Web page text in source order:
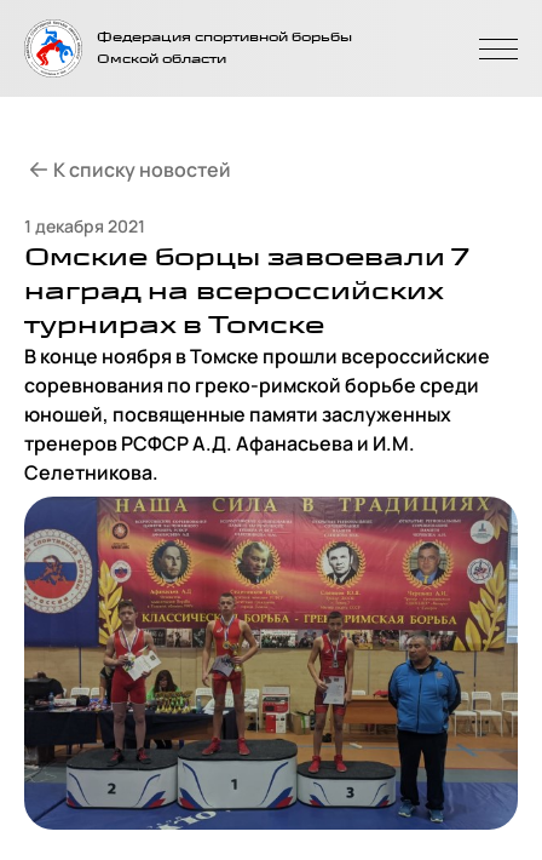
На главную
страницу
Федерация спортивной борьбы
Омской области
1 декабря 2021
Омские борцы завоевали 7
наград на всероссийских
турнирах в Томске
В конце ноября в Томске прошли всероссийские
соревнования по греко-римской борьбе среди
юношей, посвященные памяти заслуженных
тренеров РСФСР А.Д. Афанасьева и И.М.
Селетникова.
К списку новостей